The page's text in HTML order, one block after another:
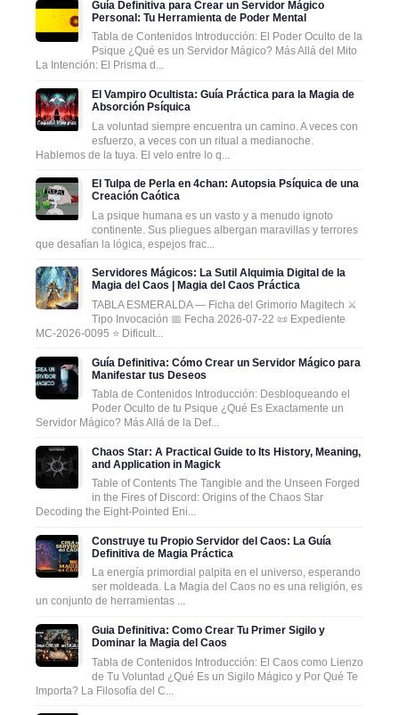
Guía Definitiva para Crear un Servidor Mágico
Personal: Tu Herramienta de Poder Mental
Tabla de Contenidos Introducción: El Poder Oculto de la
Psique ¿Qué es un Servidor Mágico? Más Allá del Mito
La Intención: El Prisma d...
El Vampiro Ocultista: Guía Práctica para la Magia de
Absorción Psíquica
La voluntad siempre encuentra un camino. A veces con
esfuerzo, a veces con un ritual a medianoche.
Hablemos de la tuya. El velo entre lo q...
El Tulpa de Perla en 4chan: Autopsia Psíquica de una
Creación Caótica
La psique humana es un vasto y a menudo ignoto
continente. Sus pliegues albergan maravillas y terrores
que desafían la lógica, espejos frac...
Servidores Mágicos: La Sutil Alquimia Digital de la
Magia del Caos | Magia del Caos Práctica
TABLA ESMERALDA — Ficha del Grimorio Magitech ⚔️
Tipo Invocación 📅 Fecha 2026-07-22 📜 Expediente
MC-2026-0095 ⭐ Dificult...
Guía Definitiva: Cómo Crear un Servidor Mágico para
Manifestar tus Deseos
Tabla de Contenidos Introducción: Desbloqueando el
Poder Oculto de tu Psique ¿Qué Es Exactamente un
Servidor Mágico? Más Allá de la Def...
Chaos Star: A Practical Guide to Its History, Meaning,
and Application in Magick
Table of Contents The Tangible and the Unseen Forged
in the Fires of Discord: Origins of the Chaos Star
Decoding the Eight-Pointed Eni...
Construye tu Propio Servidor del Caos: La Guía
Definitiva de Magia Práctica
La energía primordial palpita en el universo, esperando
ser moldeada. La Magia del Caos no es una religión, es
un conjunto de herramientas ...
Guia Definitiva: Como Crear Tu Primer Sigilo y
Dominar la Magia del Caos
Tabla de Contenidos Introducción: El Caos como Lienzo
de Tu Voluntad ¿Qué Es un Sigilo Mágico y Por Qué Te
Importa? La Filosofía del C...